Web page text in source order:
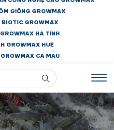
GIỐNG GROWMAX
BIOTIC GROWMAX
GROWMAX HÀ TĨNH
GROWMAX HUẾ
GROWMAX CÀ MAU